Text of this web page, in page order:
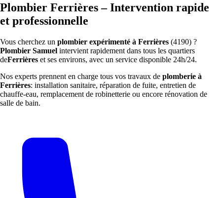
Plombier Ferrières – Intervention rapide
et professionnelle
Vous cherchez un plombier expérimenté à Ferrières (4190) ?
Plombier Samuel intervient rapidement dans tous les quartiers
deFerrières et ses environs, avec un service disponible 24h/24.
Nos experts prennent en charge tous vos travaux de plomberie à
Ferrières: installation sanitaire, réparation de fuite, entretien de
chauffe-eau, remplacement de robinetterie ou encore rénovation de
salle de bain.